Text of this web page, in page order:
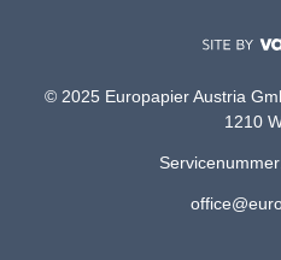
© 2025 Europapier Austria
1210